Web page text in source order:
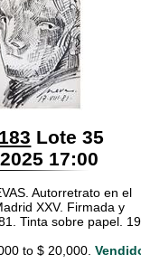
Lote 35
17:00
Autorretrato en el
XXV. Firmada y
Tinta sobre papel.
to $ 20,000.